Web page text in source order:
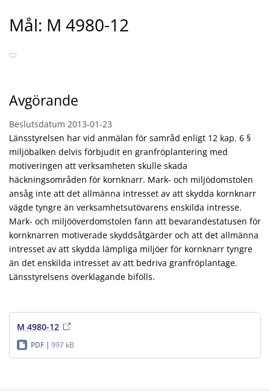
Mål: M 4980-12
Avgörande
Beslutsdatum 2013-01-23
Länsstyrelsen har vid anmälan för samråd enligt 12 kap. 6 §
miljöbalken delvis förbjudit en granfröplantering med
motiveringen att verksamheten skulle skada
häckningsområden för kornknarr. Mark- och miljödomstolen
ansåg inte att det allmänna intresset av att skydda kornknarr
vägde tyngre än verksamhetsutövarens enskilda intresse.
Mark- och miljööverdomstolen fann att bevarandestatusen för
kornknarren motiverade skyddsåtgärder och att det allmänna
intresset av att skydda lämpliga miljöer för kornknarr tyngre
än det enskilda intresset av att bedriva granfröplantage.
Länsstyrelsens överklagande bifölls.
M 4980-12
PDF 997 kB